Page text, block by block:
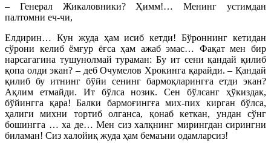
– Генерал Жикаловники? Ҳимм!… Менинг устимдан
палтомни еч-чи,
Елдирин… Кун жуда ҳам исиб кетди! Бўроннинг кетидан
сўрони келиб ёмғур ёғса ҳам ажаб эмас… Фақат мен бир
нарсагагина тушунолмай тураман: Бу ит сени қандай қилиб
қопа олди экан? – деб Очумелов Хрокинга қарайди. – Қандай
қилиб бу итнинг бўйи сенинг бармоқларингға етди экан?
Ақлим етмайди. Ит бўлса нозик. Сен бўлсанг ҳўкиздак,
бўйингга қара! Балки бармоғингға мих-пих кирган бўлса,
ҳалиги михни тортиб олганса, қонаб кеткан, ундан сўнг
бошингга … ха де… Мен сиз халқнинг мирингдан сирингни
биламан! Сиз халойиқ жуда ҳам бемаъни одамларсиз!